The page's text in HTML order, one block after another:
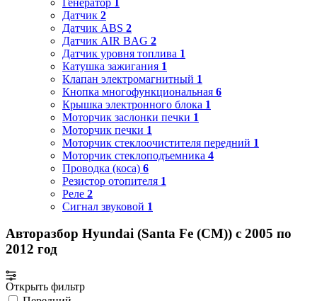
Датчик 2
Датчик ABS 2
Датчик AIR BAG 2
Датчик уровня топлива 1
Катушка зажигания 1
Клапан электромагнитный 1
Кнопка многофункциональная 6
Крышка электронного блока 1
Моторчик заслонки печки 1
Моторчик печки 1
Моторчик стеклоочистителя передний 1
Моторчик стеклоподъемника 4
Проводка (коса) 6
Резистор отопителя 1
Реле 2
Сигнал звуковой 1
Авторазбор Hyundai (Santa Fe (CM)) с 2005 по
2012 год
Открыть фильтр